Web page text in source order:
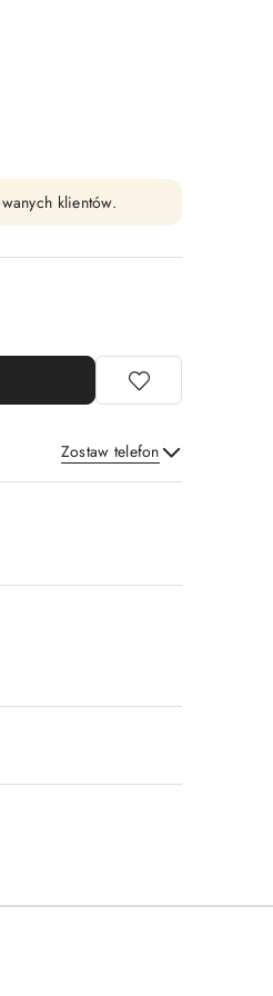
klientów.
Zostaw telefon
Wyślij